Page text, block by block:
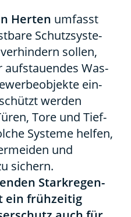
Her­ten umfasst
Schutz­sys­te­
sol­len,
auf­stau­en­des Was­
ein­
wer­den
Tore und Tief­
Sys­te­me hel­fen,
und
sichern.
Stark­re­gen­
ein früh­zei­tig